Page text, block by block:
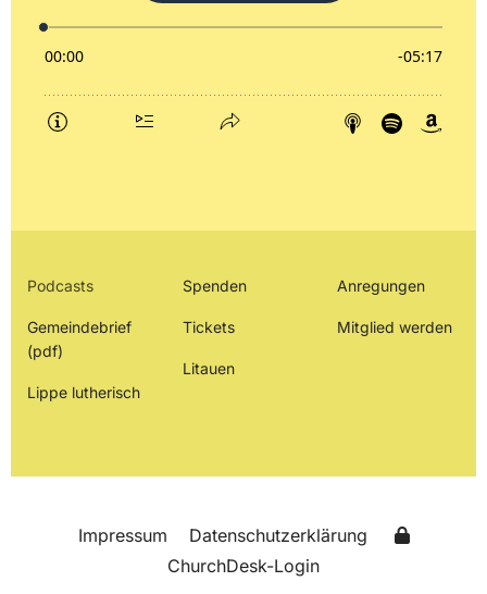
Podcasts
Gemeindebrief
(pdf)
Lippe lutherisch
Spenden
Tickets
Litauen
Anregungen
Mitglied werden
Impressum
Datenschutzerklärung
ChurchDesk-Login